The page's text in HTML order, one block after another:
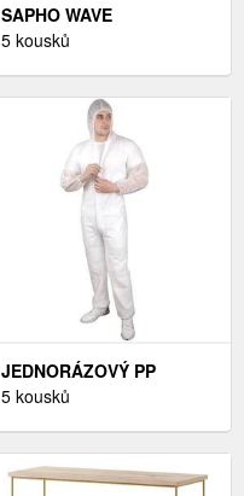
SAPHO WAVE
UMYVADLOVÁ SKŘÍŇKA
5 kousků
JEDNORÁZOVÝ PP
OVERAL
5 kousků